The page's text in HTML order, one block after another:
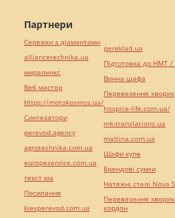
Партнери
Сережки з діамантами
alliancetechnika.ua
миралинкс
Веб мастер
https://motokosmos.ua/
Синтезатори
perevod.agency
agrotechnika.com.ua
europeservice.com.ua
текст юа
Посилання
kievperevod.com.ua
pereklad.ua
Підготовка до НМТ
Винна шафа
Перевезення хворих
hospice-life.com.ua/
mk-translations.ua
maltina.com.ua
Шафи купе
Брендові сумки
Натяжні стелі Nova
Перевезення хворих
кордон